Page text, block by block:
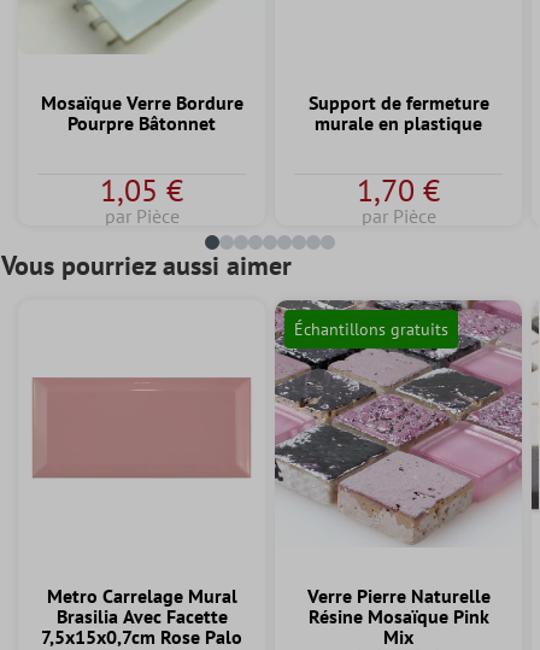
Mosaïque Verre Bordure
Pourpre Bâtonnet
1,05 €
par Pièce
Support de fermeture
murale en plastique
1,70 €
par Pièce
Vous pourriez aussi aimer
Metro Carrelage Mural
Brasilia Avec Facette
7,5x15x0,7cm Rose Palo
Échantillons gratuits
Verre Pierre Naturelle
Résine Mosaïque Pink
Mix